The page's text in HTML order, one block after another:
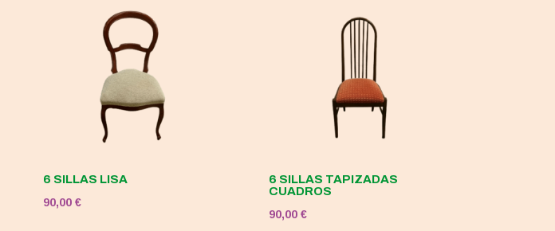
6 SILLAS LISA
90,00 €
6 SILLAS TAPIZADAS
CUADROS
90,00€